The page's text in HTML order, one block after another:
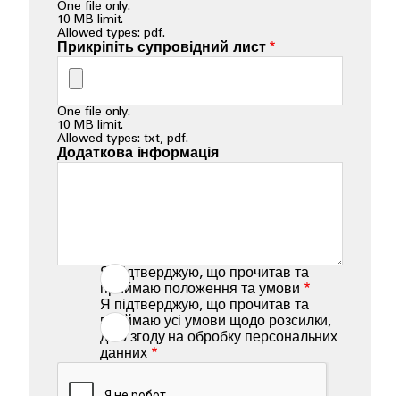
One file only.
10 MB limit.
Allowed types: pdf.
Прикріпіть супровідний лист
One file only.
10 MB limit.
Allowed types: txt, pdf.
Додаткова інформація
Я підтверджую, що прочитав та
приймаю положення та умови
Я підтверджую, що прочитав та
приймаю усі умови щодо розсилки,
даю згоду на обробку персональних
данних